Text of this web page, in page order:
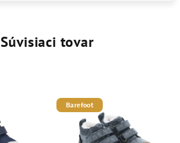
Súvisiaci tovar
Barefoot